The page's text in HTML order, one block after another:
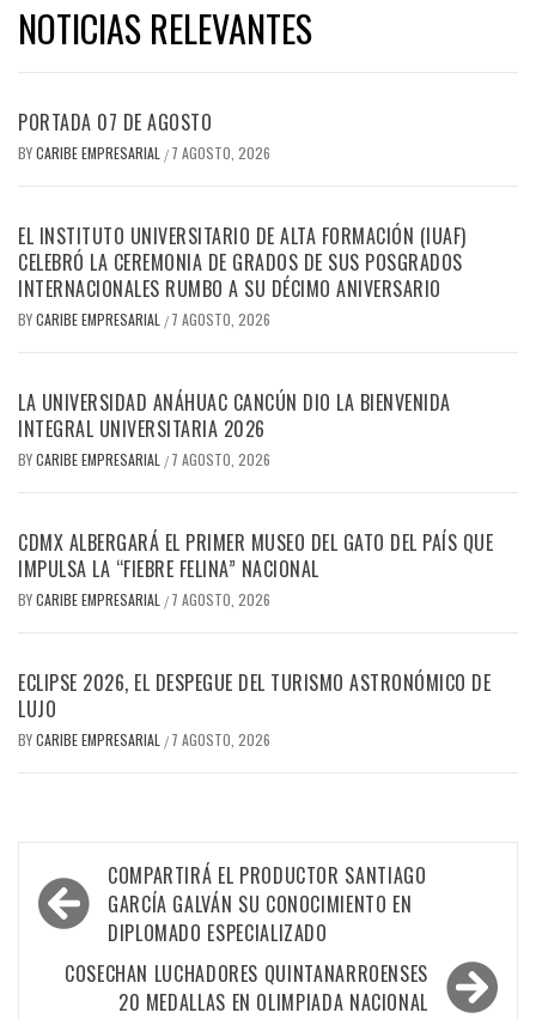
NOTICIAS RELEVANTES
PORTADA 07 DE AGOSTO
BYCARIBE EMPRESARIAL / 7 AGOSTO, 2026
EL INSTITUTO UNIVERSITARIO DE ALTA FORMACIÓN (IUAF)
CELEBRÓ LA CEREMONIA DE GRADOS DE SUS POSGRADOS
INTERNACIONALES RUMBO A SU DÉCIMO ANIVERSARIO
BYCARIBE EMPRESARIAL / 7 AGOSTO, 2026
LA UNIVERSIDAD ANÁHUAC CANCÚN DIO LA BIENVENIDA
INTEGRAL UNIVERSITARIA 2026
BYCARIBE EMPRESARIAL / 7 AGOSTO, 2026
CDMX ALBERGARÁ EL PRIMER MUSEO DEL GATO DEL PAÍS QUE
IMPULSA LA “FIEBRE FELINA” NACIONAL
BYCARIBE EMPRESARIAL / 7 AGOSTO, 2026
ECLIPSE 2026, EL DESPEGUE DEL TURISMO ASTRONÓMICO DE
LUJO
BYCARIBE EMPRESARIAL / 7 AGOSTO, 2026
Navegación
de
entradas
COMPARTIRÁ EL PRODUCTOR SANTIAGO
GARCÍA GALVÁN SU CONOCIMIENTO EN
DIPLOMADO ESPECIALIZADO
COSECHAN LUCHADORES QUINTANARROENSES
20 MEDALLAS EN OLIMPIADA NACIONAL